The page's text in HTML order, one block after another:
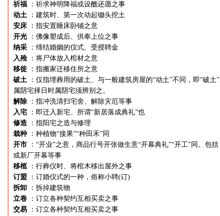
祈福
：祈求神明降福或设醮还愿之事
动土
：建筑时、第一次动起锄头挖土
安床
：指安置睡床卧铺之意
开光
：佛像塑成后、供奉上位之事
纳采
：缔结婚姻的仪式、受授聘金
入殓
：将尸体放入棺材之意
移徙
：指搬家迁移住所之意
破土
：仅指埋葬用的破土、与一般建筑房屋的“动土”不同，即“破
属阴宅择日时属阴宅须辨别之。
解除
：指冲洗清扫宅舍、解除灾厄等事
入宅
：即迁入新宅、所谓“新居落成典礼”也
修造
：指阳宅之造与修理
栽种
：种植物“接果”“种田禾”同
开市
：“开业”之意，商品行号开张做生意“开幕典礼”“开工”同。
或新厂开幕等事
移柩
：行葬仪时、将棺木移出屋外之事
订盟
：订婚仪式的一种，俗称小聘(订)
拆卸
：拆掉建筑物
立卷
：订立各种契约互相买卖之事
交易
：订立各种契约互相买卖之事